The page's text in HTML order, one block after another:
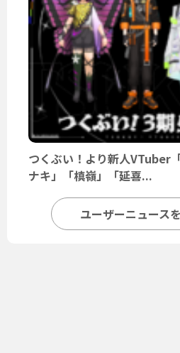
つくぶい！より新人VTuber
ナキ」「槙嶺」「延喜...
ユーザーニュース